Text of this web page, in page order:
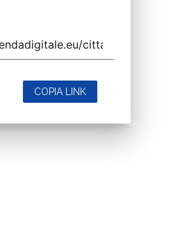
COPIA LINK